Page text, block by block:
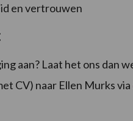
en vertrouwen
aan? Laat het ons dan
CV) naar Ellen Murks via